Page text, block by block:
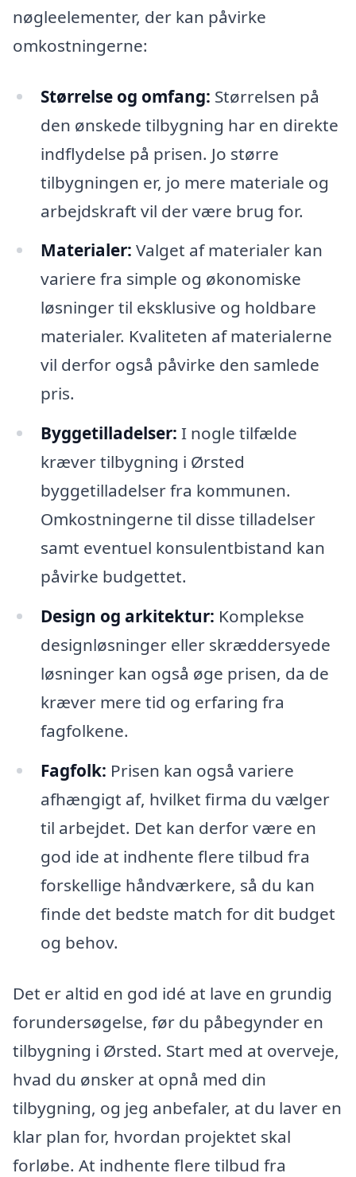
nøgleelementer, der kan påvirke
omkostningerne:
Størrelse og omfang: Størrelsen på
den ønskede tilbygning har en direkte
indflydelse på prisen. Jo større
tilbygningen er, jo mere materiale og
arbejdskraft vil der være brug for.
Materialer: Valget af materialer kan
variere fra simple og økonomiske
løsninger til eksklusive og holdbare
materialer. Kvaliteten af materialerne
vil derfor også påvirke den samlede
pris.
Byggetilladelser: I nogle tilfælde
kræver tilbygning i Ørsted
byggetilladelser fra kommunen.
Omkostningerne til disse tilladelser
samt eventuel konsulentbistand kan
påvirke budgettet.
Design og arkitektur: Komplekse
designløsninger eller skræddersyede
løsninger kan også øge prisen, da de
kræver mere tid og erfaring fra
fagfolkene.
Fagfolk: Prisen kan også variere
afhængigt af, hvilket firma du vælger
til arbejdet. Det kan derfor være en
god ide at indhente flere tilbud fra
forskellige håndværkere, så du kan
finde det bedste match for dit budget
og behov.
Det er altid en god idé at lave en grundig
forundersøgelse, før du påbegynder en
tilbygning i Ørsted. Start med at overveje,
hvad du ønsker at opnå med din
tilbygning, og jeg anbefaler, at du laver en
klar plan for, hvordan projektet skal
forløbe. At indhente flere tilbud fra